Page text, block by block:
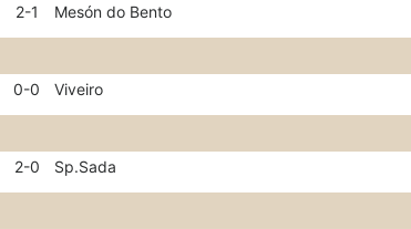
2-1 Mesón do Bento
0-0 Viveiro
2-0 Sp.Sada